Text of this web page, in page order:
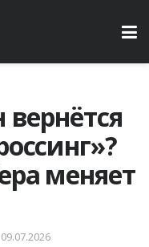
вернётся
меняет
09.07.2026